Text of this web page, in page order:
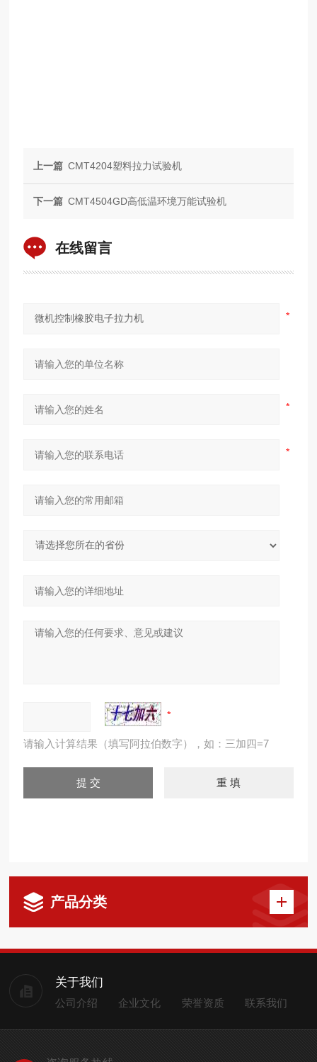
上一篇 CMT4204塑料拉力试验机
下一篇 CMT4504GD高低温环境万能试验机
在线留言
请输入计算结果（填写阿拉伯数字），如：三加四=7
产品分类
关于我们
公司介绍 企业文化 荣誉资质 联系我们